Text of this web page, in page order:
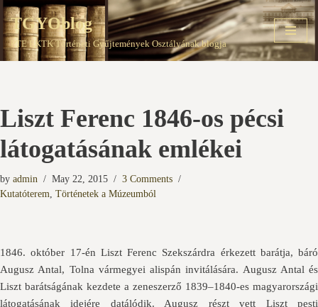
Skip
to
TGYOblog
PTE EKTK Történeti Gyűjtemények Osztályának blogja
Liszt Ferenc 1846-os pécsi
látogatásának emlékei
by admin May 22, 2015
3 Comments
Kutatóterem, Történetek a Múzeumból
1846. október 17-én Liszt Ferenc Szekszárdra érkezett barátja, báró
Augusz Antal, Tolna vármegyei alispán invitálására. Augusz Antal és
Liszt barátságának kezdete a zeneszerző 1839–1840-es magyarországi
látogatásának idejére datálódik. Augusz részt vett Liszt pesti